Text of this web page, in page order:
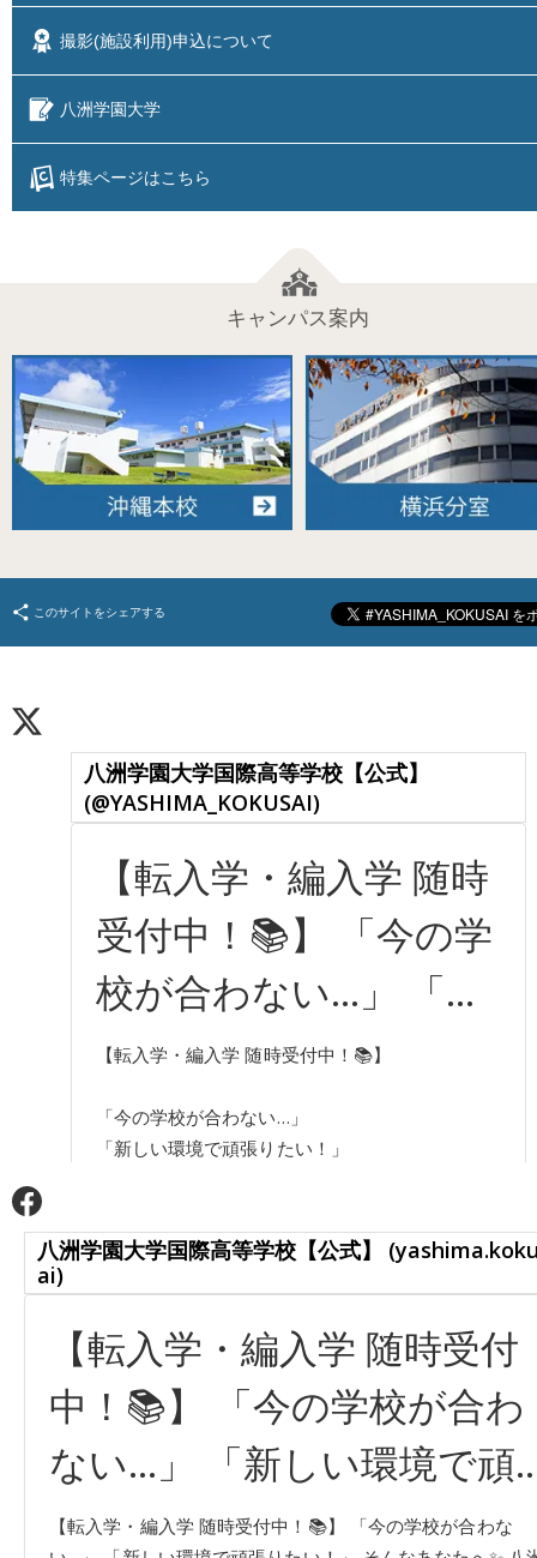
撮影(施設利用)申込について
八洲学園大学
特集ページはこちら
キャンパス案内
このサイトをシェアする